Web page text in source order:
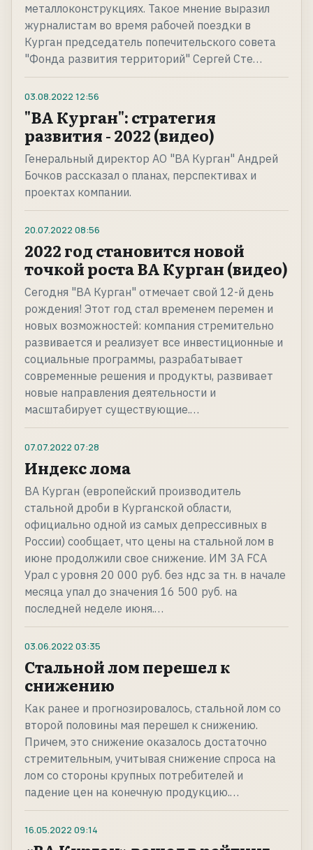
металлоконструкциях. Такое мнение выразил
журналистам во время рабочей поездки в
Курган председатель попечительского совета
"Фонда развития территорий" Сергей Сте…
03.08.2022 12:56
"ВА Курган": стратегия
развития - 2022 (видео)
Генеральный директор АО "ВА Курган" Андрей
Бочков рассказал о планах, перспективах и
проектах компании.
20.07.2022 08:56
2022 год становится новой
точкой роста ВА Курган (видео)
Сегодня "ВА Курган" отмечает свой 12-й день
рождения! Этот год стал временем перемен и
новых возможностей: компания стремительно
развивается и реализует все инвестиционные и
социальные программы, разрабатывает
современные решения и продукты, развивает
новые направления деятельности и
масштабирует существующие.…
07.07.2022 07:28
Индекс лома
ВА Курган (европейский производитель
стальной дроби в Курганской области,
официально одной из самых депрессивных в
России) сообщает, что цены на стальной лом в
июне продолжили свое снижение. ИМ 3А FCA
Урал с уровня 20 000 руб. без ндс за тн. в начале
месяца упал до значения 16 500 руб. на
последней неделе июня.…
03.06.2022 03:35
Стальной лом перешел к
снижению
Как ранее и прогнозировалось, стальной лом со
второй половины мая перешел к снижению.
Причем, это снижение оказалось достаточно
стремительным, учитывая снижение спроса на
лом со стороны крупных потребителей и
падение цен на конечную продукцию.…
16.05.2022 09:14